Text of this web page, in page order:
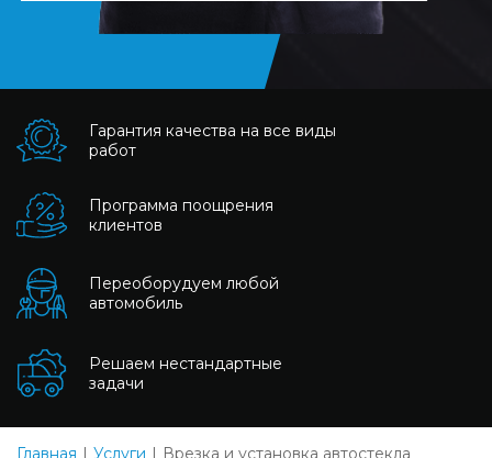
Гарантия качества на все виды
работ
Программа поощрения
клиентов
Переоборудуем любой
автомобиль
Решаем нестандартные
задачи